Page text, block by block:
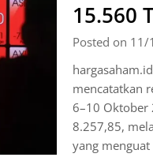
15.560
Posted on
mencatatkan
6–10 Oktober
8.257,85,
yang